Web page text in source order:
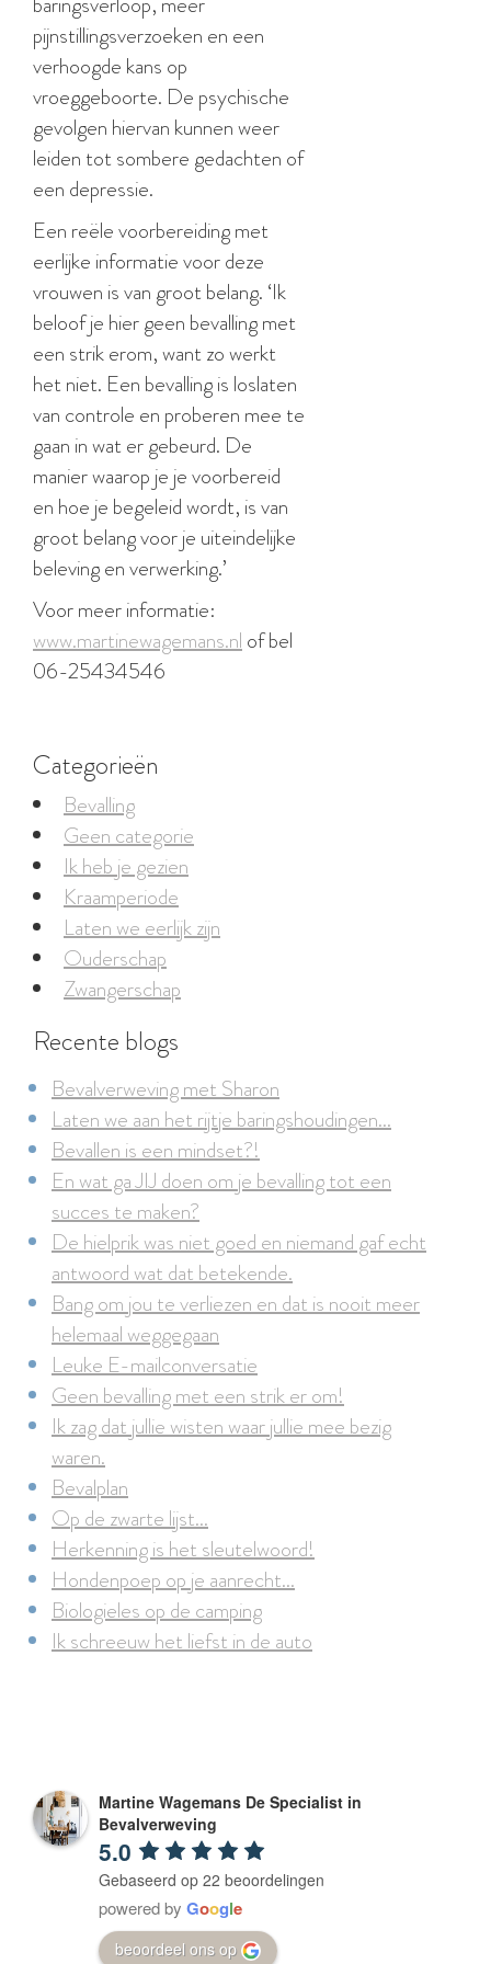
pijnstillingsverzoeken en een
verhoogde kans op
vroeggeboorte. De psychische
gevolgen hiervan kunnen weer
leiden tot sombere gedachten of
een depressie.
Een reële voorbereiding met
eerlijke informatie voor deze
vrouwen is van groot belang. ‘Ik
beloof je hier geen bevalling met
een strik erom, want zo werkt
het niet. Een bevalling is loslaten
van controle en proberen mee te
gaan in wat er gebeurd. De
manier waarop je je voorbereid
en hoe je begeleid wordt, is van
groot belang voor je uiteindelijke
beleving en verwerking.’
Voor meer informatie:
www.martinewagemans.nlof bel
06-25434546
Categorieën
Bevalling
Geen categorie
Ik heb je gezien
Kraamperiode
Laten we eerlijk zijn
Ouderschap
Zwangerschap
Recente blogs
Bevalverweving met Sharon
Laten we aan het rijtje baringshoudingen...
Bevallen is een mindset?!
En wat ga JIJ doen om je bevalling tot een
succes te maken?
De hielprik was niet goed en niemand gaf echt
antwoord wat dat betekende.
Bang om jou te verliezen en dat is nooit meer
helemaal weggegaan
Leuke E-mailconversatie
Geen bevalling met een strik er om!
Ik zag dat jullie wisten waar jullie mee bezig
waren.
Bevalplan
Op de zwarte lijst...
Herkenning is het sleutelwoord!
Hondenpoep op je aanrecht...
Biologieles op de camping
Ik schreeuw het liefst in de auto
Martine Wagemans De Specialist in
Bevalverweving
5.0
Gebaseerd op 22 beoordelingen
powered by Google
beoordeel ons op